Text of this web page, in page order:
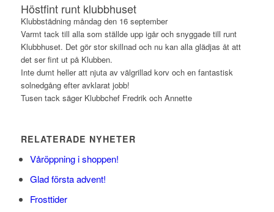
Höstfint runt klubbhuset
Klubbstädning måndag den 16 september
Varmt tack till alla som ställde upp igår och snyggade till runt
Klubbhuset. Det gör stor skillnad och nu kan alla glädjas åt att
det ser fint ut på Klubben.
Inte dumt heller att njuta av välgrillad korv och en fantastisk
solnedgång efter avklarat jobb!
Tusen tack säger Klubbchef Fredrik och Annette
RELATERADE NYHETER
Våröppning i shoppen!
Glad första advent!
Frosttider